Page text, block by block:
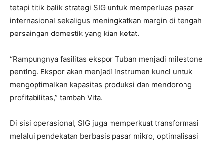
tetapi titik balik strategi SIG untuk memperluas pasar
internasional sekaligus meningkatkan margin di tengah
persaingan domestik yang kian ketat.
“Rampungnya fasilitas ekspor Tuban menjadi milestone
penting. Ekspor akan menjadi instrumen kunci untuk
mengoptimalkan kapasitas produksi dan mendorong
profitabilitas,” tambah Vita.
Di sisi operasional, SIG juga memperkuat transformasi
melalui pendekatan berbasis pasar mikro, optimalisasi